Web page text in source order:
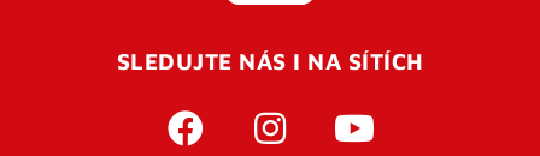
SLEDUJTE NÁS I NA SÍTÍCH